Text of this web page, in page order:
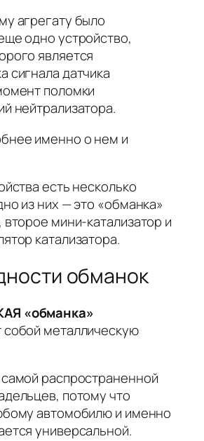
агрегату было
одно устройство,
является
сигнала датчика
поломки
нейтрализатора.
именно о нем и
есть несколько
из них — это «обманка»
второе мини-катализатор и
катализатора.
обманок
«обманка»
собой металлическую
распространенной
потому что
автомобилю и именно
универсальной.